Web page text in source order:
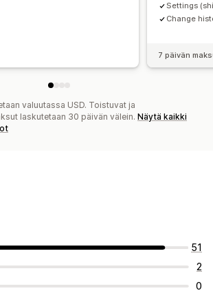
Settings
Change
7 päivän
valuutassa USD. Toistuvat ja
laskutetaan 30 päivän välein. Näytä kaikki
51
2
0